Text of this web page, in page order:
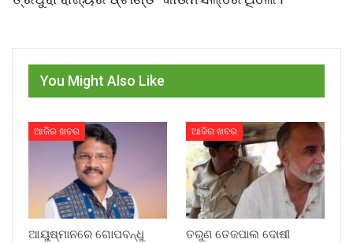
You Might Also Like
ଆଜିର ଖବର
ଆୟୁଷ୍ମାନରେ ଗୋପବନ୍ଧୁ
ଆଜିର ଖବର
ତରୁଣ ତେଜପାଲ ଦୋଷୀ